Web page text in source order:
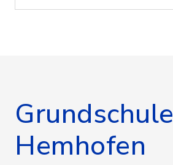
Grundschule
Hemhofen